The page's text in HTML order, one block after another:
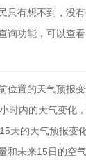
只有想不到，没
询功能，可以查
位置的天气预报
时内的天气变化
天的天气预报变
和未来15日的空